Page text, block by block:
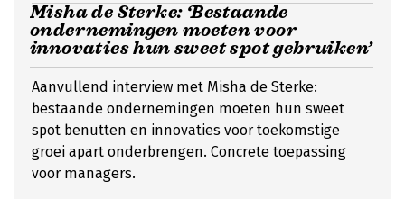
Misha de Sterke: ‘Bestaande
ondernemingen moeten voor
innovaties hun sweet spot gebruiken’
Aanvullend interview met Misha de Sterke:
bestaande ondernemingen moeten hun sweet
spot benutten en innovaties voor toekomstige
groei apart onderbrengen. Concrete toepassing
voor managers.